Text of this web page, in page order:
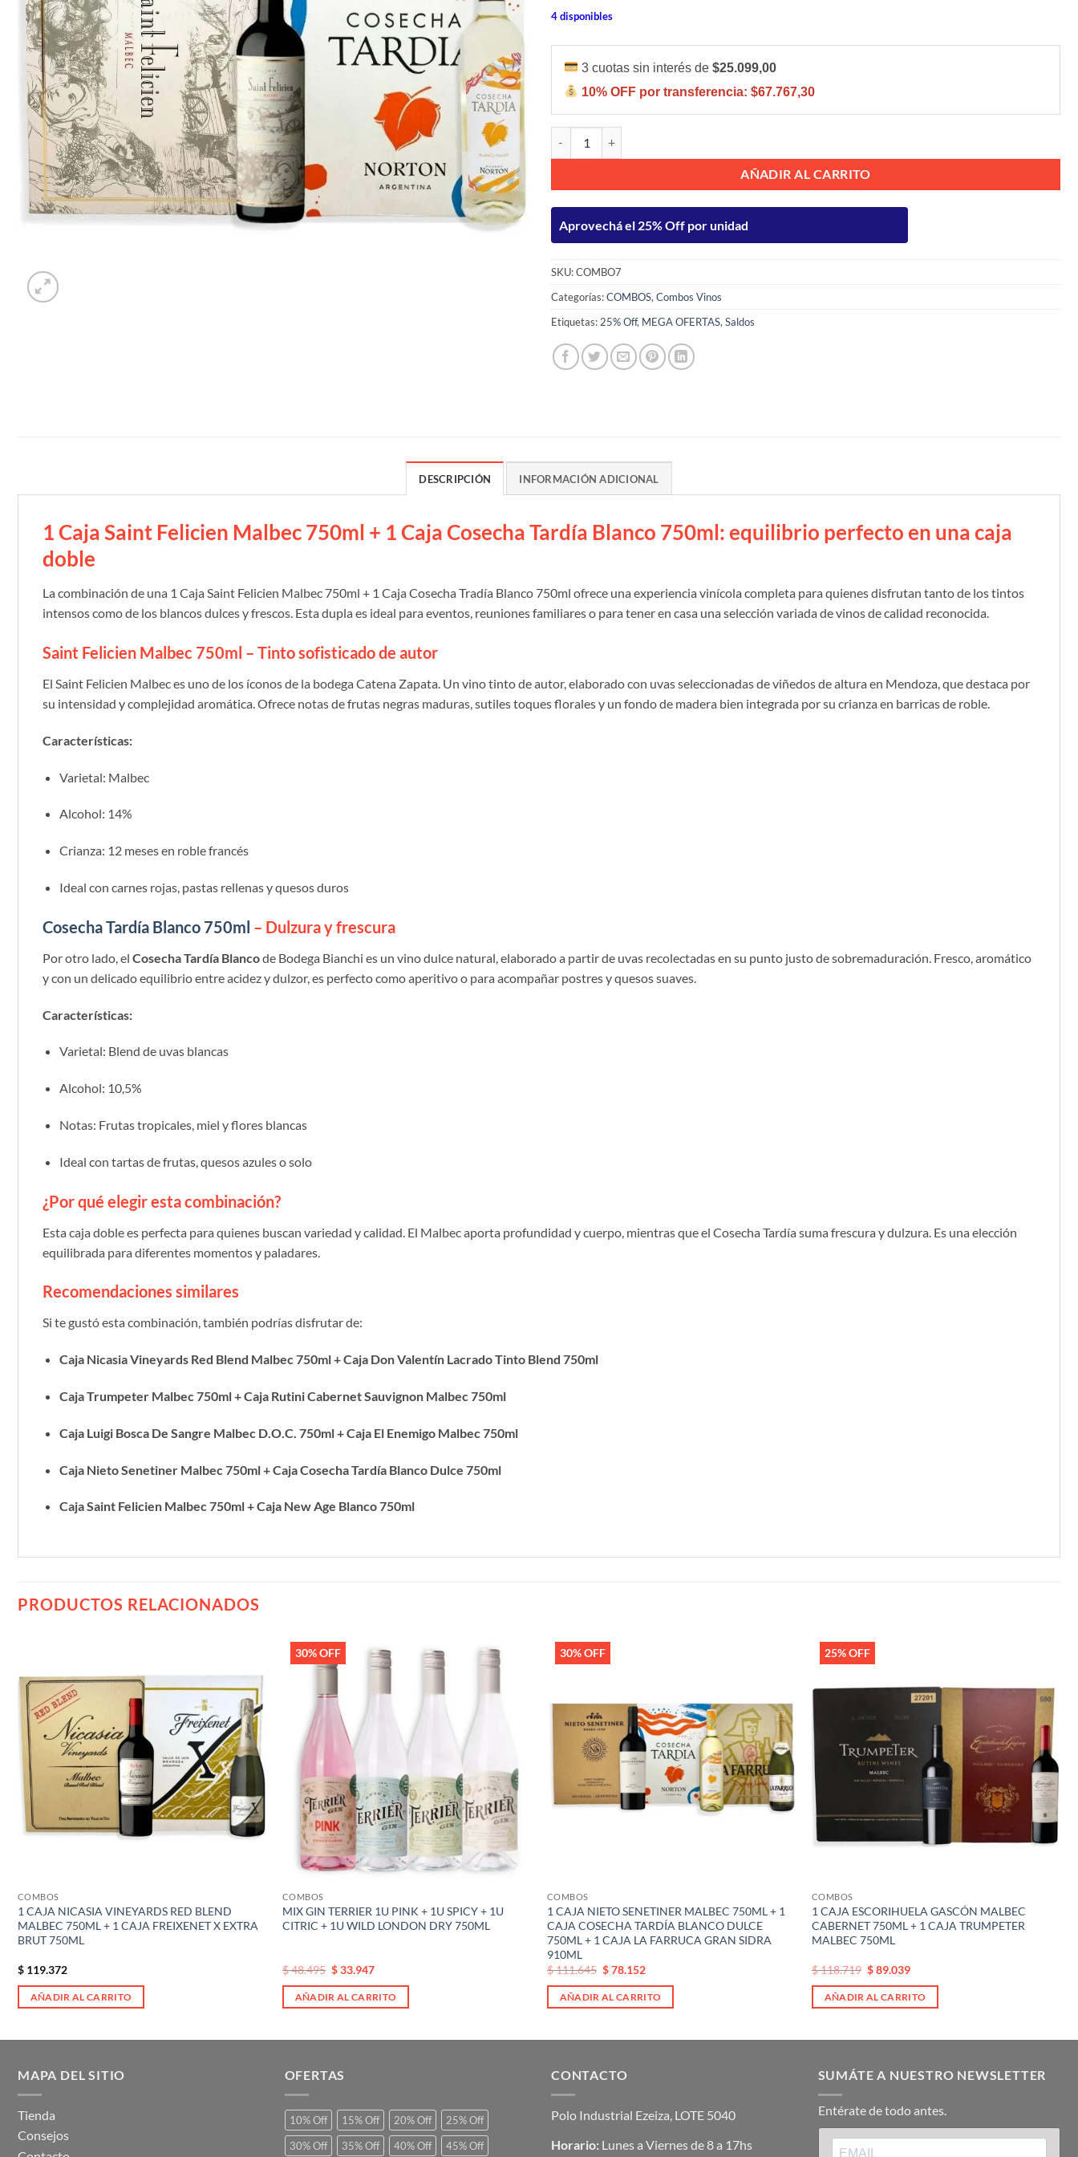
4 disponibles
3 cuotas sin interés de$25.099,00
10% OFF por transferencia:$67.767,30
AÑADIR AL CARRITO
Aprovechá el 25% Off por unidad
SKU:COMBO7
Categorías:COMBOS, Combos Vinos
Etiquetas: 25% Off, MEGA OFERTAS, Saldos
DESCRIPCIÓN INFORMACIÓN ADICIONAL
1 Caja Saint Felicien Malbec 750ml + 1 Caja Cosecha Tardía Blanco 750ml: equilibrio perfecto en una caja
doble
La combinación de una 1 Caja Saint Felicien Malbec 750ml + 1 Caja Cosecha Tradía Blanco 750ml ofrece una experiencia vinícola completa para quienes disfrutan tanto de los tintos
intensos como de los blancos dulces y frescos. Esta dupla es ideal para eventos, reuniones familiares o para tener en casa una selección variada de vinos de calidad reconocida.
Saint Felicien Malbec 750ml – Tinto sofisticado de autor
El Saint Felicien Malbec es uno de los íconos de la bodega Catena Zapata. Un vino tinto de autor, elaborado con uvas seleccionadas de viñedos de altura en Mendoza, que destaca por
su intensidad y complejidad aromática. Ofrece notas de frutas negras maduras, sutiles toques florales y un fondo de madera bien integrada por su crianza en barricas de roble.
Características:
Varietal: Malbec
Alcohol: 14%
Crianza: 12 meses en roble francés
Ideal con carnes rojas, pastas rellenas y quesos duros
Cosecha Tardía Blanco 750ml – Dulzura y frescura
Por otro lado, el Cosecha Tardía Blancode Bodega Bianchi es un vino dulce natural, elaborado a partir de uvas recolectadas en su punto justo de sobremaduración. Fresco, aromático
y con un delicado equilibrio entre acidez y dulzor, es perfecto como aperitivo o para acompañar postres y quesos suaves.
Características:
Varietal: Blend de uvas blancas
Alcohol: 10,5%
Notas: Frutas tropicales, miel y flores blancas
Ideal con tartas de frutas, quesos azules o solo
¿Por qué elegir esta combinación?
Esta caja doble es perfecta para quienes buscan variedad y calidad. El Malbec aporta profundidad y cuerpo, mientras que el Cosecha Tardía suma frescura y dulzura. Es una elección
equilibrada para diferentes momentos y paladares.
Recomendaciones similares
Si te gustó esta combinación, también podrías disfrutar de:
Caja Nicasia Vineyards Red Blend Malbec 750ml + Caja Don Valentín Lacrado Tinto Blend 750ml
Caja Trumpeter Malbec 750ml + Caja Rutini Cabernet Sauvignon Malbec 750ml
Caja Luigi Bosca De Sangre Malbec D.O.C. 750ml + Caja El Enemigo Malbec 750ml
Caja Nieto Senetiner Malbec 750ml + Caja Cosecha Tardía Blanco Dulce 750ml
Caja Saint Felicien Malbec 750ml + Caja New Age Blanco 750ml
PRODUCTOS RELACIONADOS
Añadir
a la
lista de
deseos
COMBOS
1 CAJA NICASIA VINEYARDS RED BLEND
MALBEC 750ML + 1 CAJA FREIXENET X EXTRA
BRUT 750ML
$119.372
AÑADIR AL CARRITO
30% OFF
COMBOS
MIX GIN TERRIER 1U PINK + 1U SPICY + 1U
CITRIC + 1U WILD LONDON DRY 750ML
El
precio
original
era:
$48.495 El
actual
es:
$33.947
AÑADIR AL CARRITO
30% OFF
lista de
deseos
COMBOS
1 CAJA NIETO SENETINER MALBEC 750ML + 1
CAJA COSECHA TARDÍA BLANCO DULCE
750ML + 1 CAJA LA FARRUCA GRAN SIDRA
910ML
El
precio
original
era:
$111.645 El
actual
es:
$78.152
AÑADIR AL CARRITO
25% OFF
a la
lista de
COMBOS
1 CAJA ESCORIHUELA GASCÓN MALBEC
CABERNET 750ML + 1 CAJA TRUMPETER
MALBEC 750ML
El
precio
original
era:
$118.719 El
actual
es:
$89.039
AÑADIR AL CARRITO
MAPA DEL SITIO
Tienda
Consejos
OFERTAS
10% Off 15% Off 20% Off
25% Off
30% Off
35% Off 40% Off 45% Off
CONTACTO
Polo Industrial Ezeiza, LOTE 5040
Horario: Lunes a Viernes de 8 a 17hs
SUMÁTE A NUESTRO NEWSLETTER
Entérate de todo antes.